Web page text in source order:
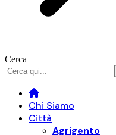
Cerca
Chi Siamo
Città
Agrigento